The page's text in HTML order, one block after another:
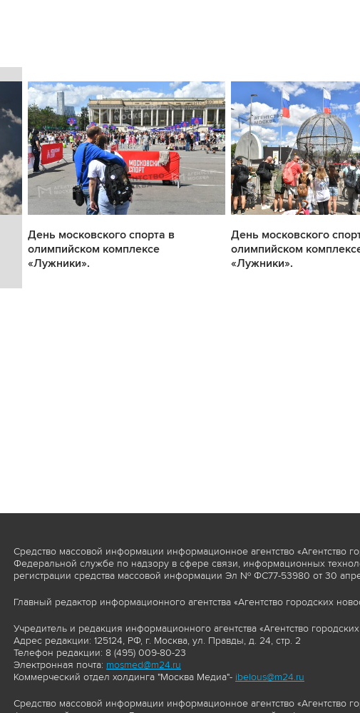
День московского спорта в
олимпийском комплексе
«Лужники».
День московского
олимпийском
«Лужники».
Средство массовой информации информационное агентство «Агентство
Федеральной службе по надзору в сфере связи, информационных
регистрации средства массовой информации Эл № ФС77-53980 от 30
Главный редактор информационного агентства «Агентство городских
Учредитель и редакция информационного агентства «Агентство
Адрес редакции: 125124, РФ, г. Москва, ул. Правды, д. 24, стр. 2
Телефон редакции: 8 (495) 009-80-23
Электронная почта: mosmed@m24.ru
Коммерческий отдел холдинга "Москва Медиа"- ibelous@m24.ru
Средство массовой информации информационное агентство «Агентство